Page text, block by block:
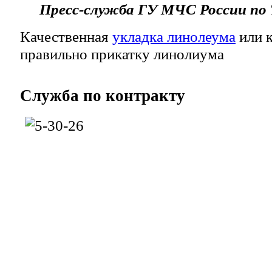
Пресс-служба ГУ МЧС России по
Качественная укладка линолеума или
правильно прикатку линолиума
Служба по контракту